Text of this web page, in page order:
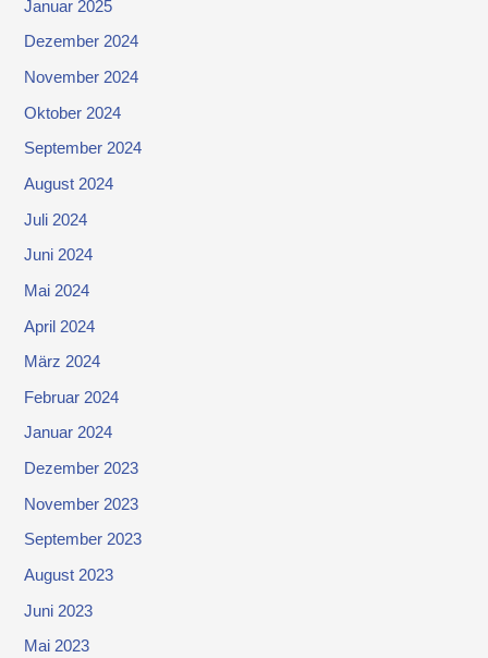
Januar 2025
Dezember 2024
November 2024
Oktober 2024
September 2024
August 2024
Juli 2024
Juni 2024
Mai 2024
April 2024
März 2024
Februar 2024
Januar 2024
Dezember 2023
November 2023
September 2023
August 2023
Juni 2023
Mai 2023